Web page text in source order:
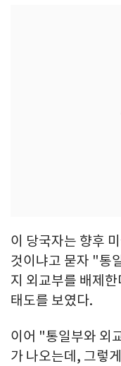
이 당국자는 향후
것이냐고 묻자 "통
지 외교부를 배제
태도를 보였다.
이어 "통일부와 외
가 나오는데, 그렇